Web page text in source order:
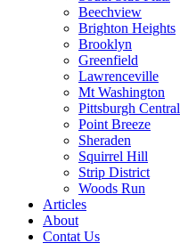
Beechview
Brighton Heights
Brooklyn
Greenfield
Lawrenceville
Mt Washington
Pittsburgh Central
Point Breeze
Sheraden
Squirrel Hill
Strip District
Woods Run
Articles
About
Contat Us